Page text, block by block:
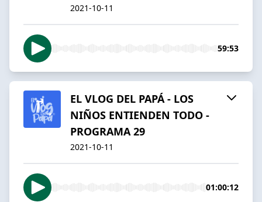
2021-10-11
59:53
EL VLOG DEL PAPÁ - LOS
NIÑOS ENTIENDEN TODO -
PROGRAMA 29
2021-10-11
01:00:12